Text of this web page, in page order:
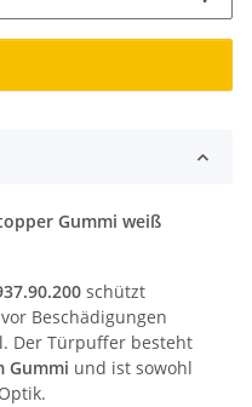
Gummi weiß
schützt
Beschädigungen
Der Türpuffer besteht
Gummi und ist sowohl